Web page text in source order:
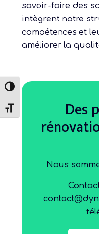
Passer en contraste
Changer la taille de la
savoir-faire des
intègrent notre
compétences et
améliorer la
Des
Nous